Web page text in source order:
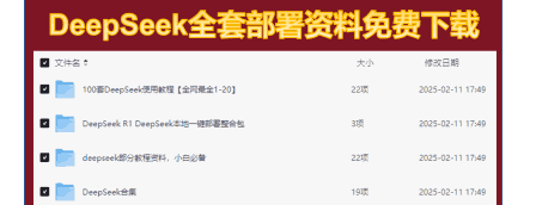
广州岩板生产企业有哪些
圆岩板玄关壁画视频讲解
岩板可以包横梁吗图片
供应硅岩板设备哪家好用
广州进口岩板厂商有哪些
岩板贴墙用啥胶最好
岩板和地板哪个质量好些
影视墙怎么安装岩板灯
成都超薄岩板费用高吗